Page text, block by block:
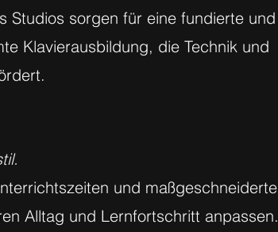
Studios sorgen für eine fundierte und
Klavierausbildung, die Technik und
und maßgeschneiderte
Alltag und Lernfortschritt anpassen.